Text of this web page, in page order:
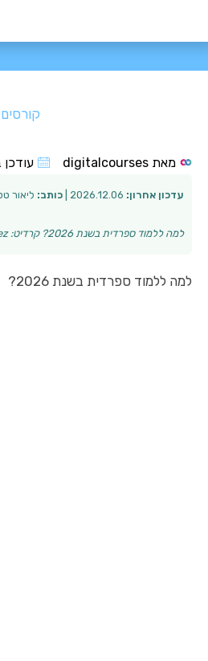
קורסים
מאת
עדכון אחרון: כותב: ליאור
למה ללמוד ספרדית בשנת 2026? קרדיט: Arturo Añez. ספרדית היא אחת השפות המדוברות ביותר בעולם, עם מעל 580 מיליון דוברי שפה ברחבי הגלובוס. בשנת 2026, קורס …
למה ללמוד ספרדית בשנת 2026?